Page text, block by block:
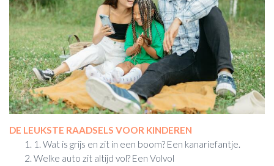
DE LEUKSTE RAADSELS VOOR KINDEREN
1. Wat is grijs en zit in een boom? Een kanariefantje.
Welke auto zit altijd vol? Een Volvol